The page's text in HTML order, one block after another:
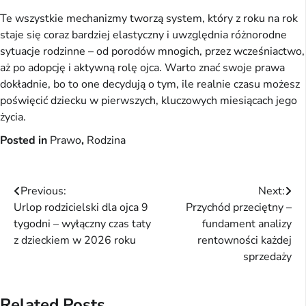
Te wszystkie mechanizmy tworzą system, który z roku na rok
staje się coraz bardziej elastyczny i uwzględnia różnorodne
sytuacje rodzinne – od porodów mnogich, przez wcześniactwo,
aż po adopcję i aktywną rolę ojca. Warto znać swoje prawa
dokładnie, bo to one decydują o tym, ile realnie czasu możesz
poświęcić dziecku w pierwszych, kluczowych miesiącach jego
życia.
Posted in Prawo, Rodzina
Nawigacja
wpisu
Previous:
Urlop rodzicielski dla ojca 9
tygodni – wyłączny czas taty
z dzieckiem w 2026 roku
Next:
Przychód przeciętny –
fundament analizy
rentowności każdej
sprzedaży